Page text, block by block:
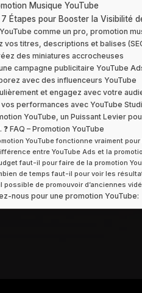
Musique YouTube
Étapes pour Booster la Visibilité
comme un pro, promotion
vos titres, descriptions et balises
des miniatures accrocheuses
campagne publicitaire YouTube
avec des influenceurs YouTube
et engagez avec votre
vos performances avec YouTube
YouTube, un Puissant Levier
❓ FAQ – Promotion YouTube
YouTube fonctionne vraiment
entre YouTube Ads et la
faut-il pour faire de la promotion
de temps faut-il pour voir les
possible de promouvoir d’anciennes
nous pour une promotion YouTube: